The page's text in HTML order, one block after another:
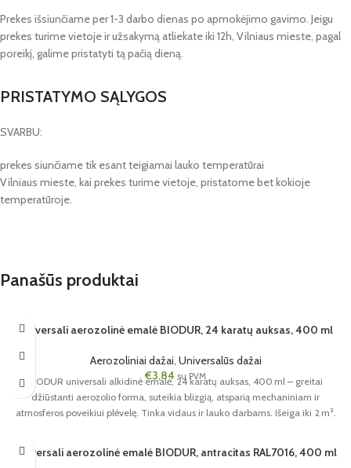
Prekes išsiunčiame per 1-3 darbo dienas po apmokėjimo gavimo. Jeigu
prekes turime vietoje ir užsakymą atliekate iki 12h, Vilniaus mieste, pagal
poreikį, galime pristatyti tą pačią dieną.
PRISTATYMO SĄLYGOS
SVARBU:
prekes siunčiame tik esant teigiamai lauko temperatūrai
Vilniaus mieste, kai prekes turime vietoje, pristatome bet kokioje
temperatūroje.
Panašūs produktai
Universali aerozolinė emalė BIODUR, 24 karatų auksas, 400 ml
Aerozoliniai dažai Universalūs dažai
€3,84 su PVM
BIODUR universali alkidinė emalė, 24 karatų auksas, 400 ml – greitai
džiūstanti aerozolio forma, suteikia blizgią, atsparią mechaniniam ir
atmosferos poveikiui plėvelę. Tinka vidaus ir lauko darbams. Išeiga iki 2 m².
Universali aerozolinė emalė BIODUR, antracitas RAL7016, 400 ml